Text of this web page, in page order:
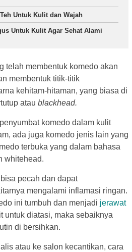
Untuk Kulit dan Wajah
Untuk Kulit Agar Sehat Alami
telah membentuk komedo akan
membentuk titik-titik
kehitam-hitaman, yang biasa di
atau blackhead.
komedo dalam kulit
ada juga komedo jenis lain yang
terbuka yang dalam bahasa
whitehead.
pecah dan dapat
mengalami inflamasi ringan.
ini tumbuh dan menjadi jerawat
untuk diatasi, maka sebaiknya
di bersihkan.
atau ke salon kecantikan, cara